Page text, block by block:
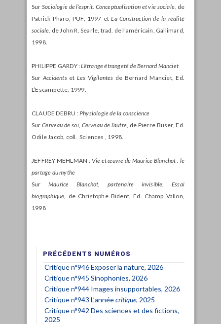
SurSociologie de l’esprit. Conceptualisation et vie sociale, de
Patrick Pharo, PUF, 1997 etLa Construction de la réalité
sociale, de John R. Searle, trad. de l’américain, Gallimard,
1998.
PHILIPPE GARDY :L’étrange étrangeté de Bernard Manciet
Sur Accidentset Les Vigilantes de Bernard Manciet, Ed.
L’Escampette, 1999.
CLAUDE DEBRU : Physiologie de la conscience
SurCerveau de soi, Cerveau de l’autre, de Pierre Buser, Ed.
Odile Jacob, coll. Sciences , 1998.
JEFFREY MEHLMAN : Vie et œuvre de Maurice Blanchot : le
partage du mythe
SurMaurice Blanchot, partenaire invisible. Essai
biographique,
de Christophe Bident, Ed. Champ Vallon,
1998
PRÉCÉDENTS NUMÉROS
Critique n°946 Exposer la nature, 2026
Critique n°945 Sinophonies, 2026
Critique n°944 Images insupportables, 2026
Critique n°943 L’annéecritique, 2025
Critique n°942 Des sciences et des fictions,
2025